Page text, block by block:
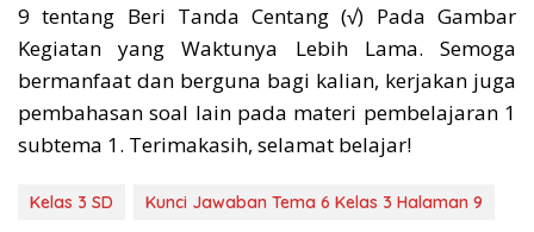
9 tentang Beri Tanda Centang (√) Pada Gambar
Kegiatan yang Waktunya Lebih Lama. Semoga
bermanfaat dan berguna bagi kalian, kerjakan juga
pembahasan soal lain pada materi pembelajaran 1
subtema 1. Terimakasih, selamat belajar!
Kelas 3 SD Kunci Jawaban Tema 6 Kelas 3 Halaman 9